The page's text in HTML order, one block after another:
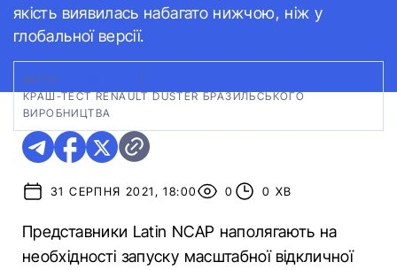
якість виявилась набагато нижчою, ніж у
глобальної версії.
ФОТО:
КРАШ-ТЕСТ RENAULT DUSTER БРАЗИЛЬСЬКОГО
ВИРОБНИЦТВА
31 СЕРПНЯ 2021, 18:00 0 0 ХВ
Представники Latin NCAP наполягають на
необхідності запуску масштабної відкличної